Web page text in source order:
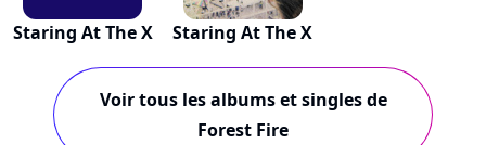
Staring At The X Staring At The X
Voir tous les albums et singles de
Forest Fire